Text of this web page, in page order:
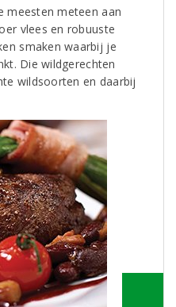
meesten meteen aan
vlees en robuuste
smaken waarbij je
Die wildgerechten
wildsoorten en daarbij